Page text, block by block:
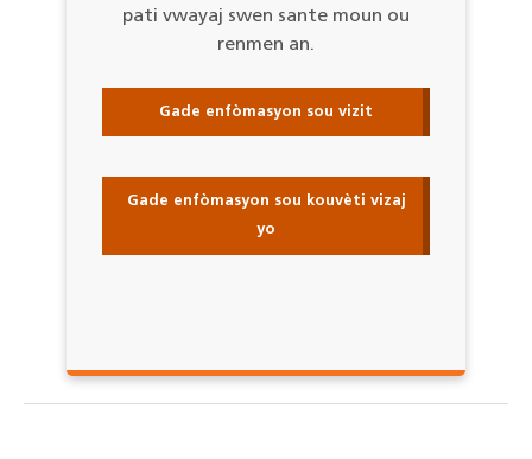
pati vwayaj swen sante moun ou
renmen an.
Gade enfòmasyon sou vizit
Gade enfòmasyon sou kouvèti vizaj
yo